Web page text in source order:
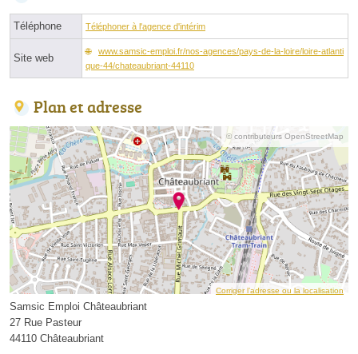
Téléphone Téléphoner à l'agence d'intérim
Site web
www.samsic-emploi.fr/nos-agences/pays-de-la-loire/loire-atlanti
que-44/chateaubriant-44110
Plan et adresse
© contributeurs OpenStreetMap
Corriger l’adresse ou la localisation
Samsic Emploi Châteaubriant
27 Rue Pasteur
44110 Châteaubriant